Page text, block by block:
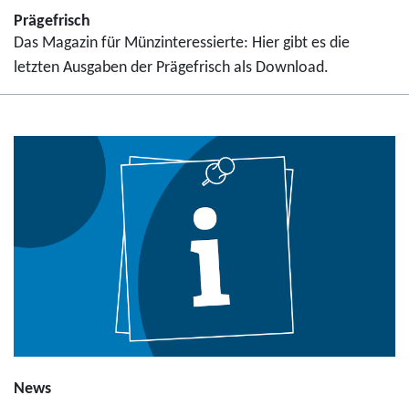
Prägefrisch
Das Magazin für Münzinteressierte: Hier gibt es die
letzten Ausgaben der Prägefrisch als Download.
News